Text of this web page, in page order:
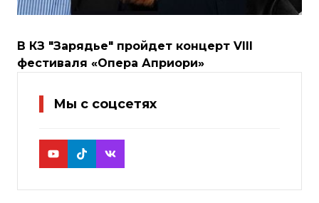
В КЗ "Зарядье" пройдет концерт VIII
фестиваля «Опера Априори»
Мы с соцсетях